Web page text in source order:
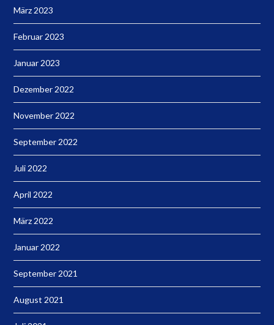
März 2023
Februar 2023
Januar 2023
Dezember 2022
November 2022
September 2022
Juli 2022
April 2022
März 2022
Januar 2022
September 2021
August 2021